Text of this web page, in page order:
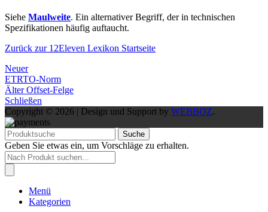
Siehe Maulweite. Ein alternativer Begriff, der in technischen
Spezifikationen häufig auftaucht.
Zurück zur 12Eleven Lexikon Startseite
Neuer
ETRTO-Norm
Älter Offset-Felge
Schließen
Copyright © 2026 | Design und Support by WEBBOZ.
Suche
Geben Sie etwas ein, um Vorschläge zu erhalten.
Products
search
Menü
Kategorien